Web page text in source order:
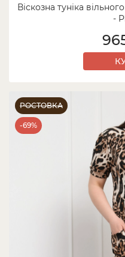
Віскозна туніка
-
РОСТОВКА
-69%